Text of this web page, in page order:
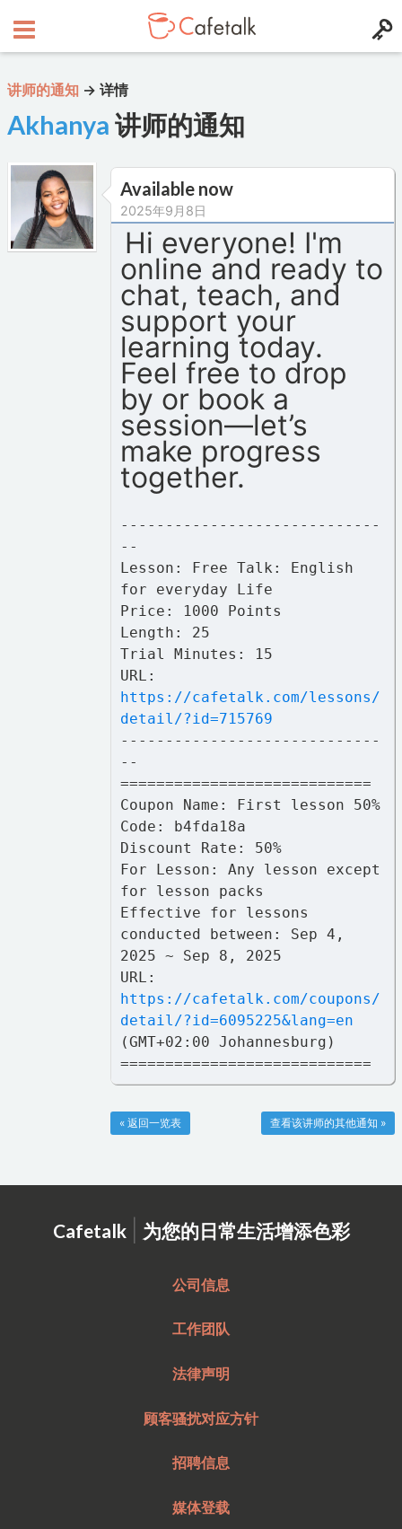
讲师的通知 → 详情
Akhanya 讲师的通知
Available now
2025年9月8日
Hi everyone! I'm
online and ready to
chat, teach, and
support your
learning today.
Feel free to drop
by or book a
session—let’s
make progress
together.
-----------------------------
--
Lesson: Free Talk: English
for everyday Life
Price: 1000 Points
Length: 25
Trial Minutes: 15
URL:
https://cafetalk.com/lessons/
detail/?id=715769
-----------------------------
--
============================
Coupon Name: First lesson 50%
Code: b4fda18a
Discount Rate: 50%
For Lesson: Any lesson except
for lesson packs
Effective for lessons
conducted between: Sep 4,
2025 ~ Sep 8, 2025
URL:
https://cafetalk.com/coupons/
detail/?id=6095225&lang=en
(GMT+02:00 Johannesburg)
============================
查看该讲师的其他通知 »
« 返回一览表
Cafetalk | 为您的日常生活增添色彩
公司信息
工作团队
法律声明
顾客骚扰对应方针
招聘信息
媒体登载